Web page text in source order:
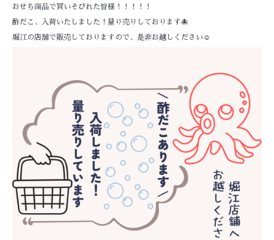
おせち商品で買いそびれた皆様！！！！！
酢だこ、入荷いたしました！量り売りしております🐙
堀江の店舗で販売しておりますので、是非お越しください☺️